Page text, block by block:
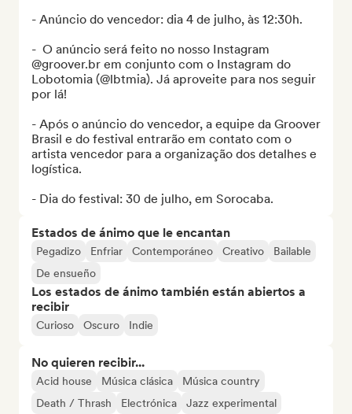
- Anúncio do vencedor: dia 4 de julho, às 12:30h.
-  O anúncio será feito no nosso Instagram
@groover.br em conjunto com o Instagram do
Lobotomia (@lbtmia). Já aproveite para nos seguir
por lá!
- Após o anúncio do vencedor, a equipe da Groover
Brasil e do festival entrarão em contato com o
artista vencedor para a organização dos detalhes e
logística.
- Dia do festival: 30 de julho, em Sorocaba.
Estados de ánimo que le encantan
Pegadizo Enfriar Contemporáneo Creativo
Bailable
De ensueño
Los estados de ánimo también están abiertos a
recibir
Curioso Oscuro Indie
No quieren recibir...
Acid house Música clásica
Música country
Death / Thrash
Electrónica Jazz experimental